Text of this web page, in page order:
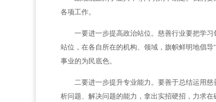
各项工作。
一要进一步提高政治站位。慈善行业要把学
站位，在各自所在的机构、领域，旗帜鲜明地倡
事业的为民底色。
二要进一步提升专业能力。要善于总结运用
析问题、解决问题的能力，拿出实招硬招，力求